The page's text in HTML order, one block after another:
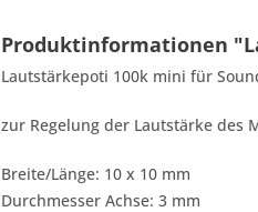
Produktinformationen
Lautstärkepoti 100k mini für
zur Regelung der Lautstärke des
Breite/Länge: 10 x 10 mm
Durchmesser Achse: 3 mm